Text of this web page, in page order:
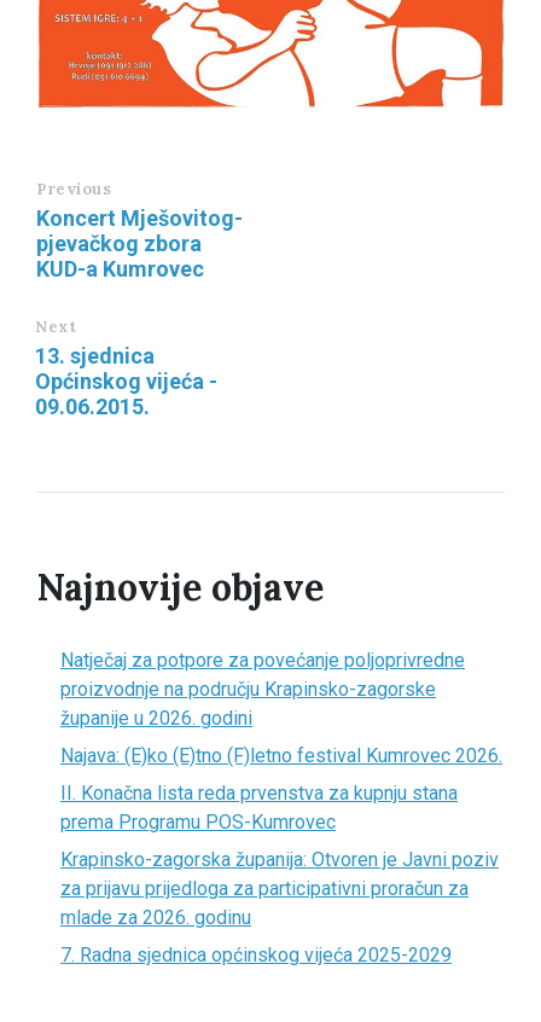
Previous
Koncert Mješovitog-
pjevačkog zbora
KUD-a Kumrovec
Next
13. sjednica
Općinskog vijeća -
09.06.2015.
Najnovije objave
Natječaj za potpore za povećanje poljoprivredne
proizvodnje na području Krapinsko-zagorske
županije u 2026. godini
Najava: (E)ko (E)tno (F)letno festival Kumrovec 2026.
II. Konačna lista reda prvenstva za kupnju stana
prema Programu POS-Kumrovec
Krapinsko-zagorska županija: Otvoren je Javni poziv
za prijavu prijedloga za participativni proračun za
mlade za 2026. godinu
7. Radna sjednica općinskog vijeća 2025-2029